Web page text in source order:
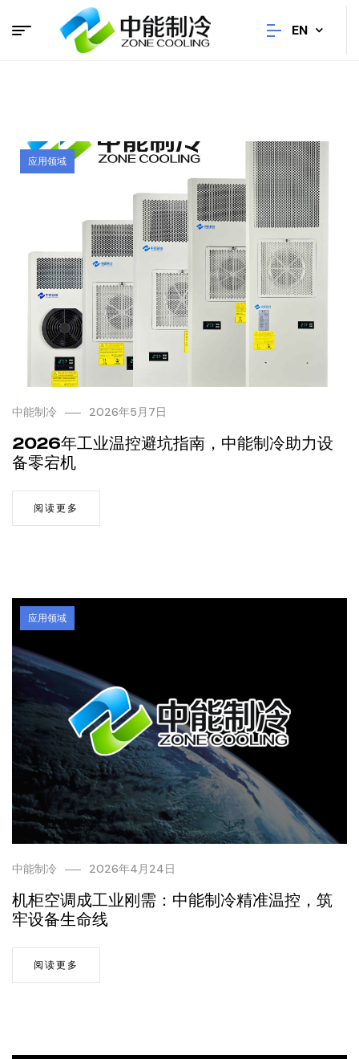
EN
应用领域
中能制冷 2026年5月7日
2026年工业温控避坑指南，中能制冷助力设
备零宕机
阅读更多
应用领域
中能制冷 2026年4月24日
机柜空调成工业刚需：中能制冷精准温控，筑
牢设备生命线
阅读更多